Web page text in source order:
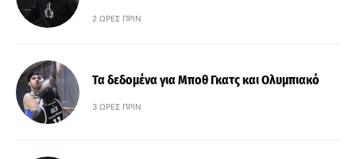
2 ΏΡΕΣ ΠΡΙΝ
Τα δεδομένα για Μποθ Γκατς και Ολυμπιακό
3 ΏΡΕΣ ΠΡΙΝ